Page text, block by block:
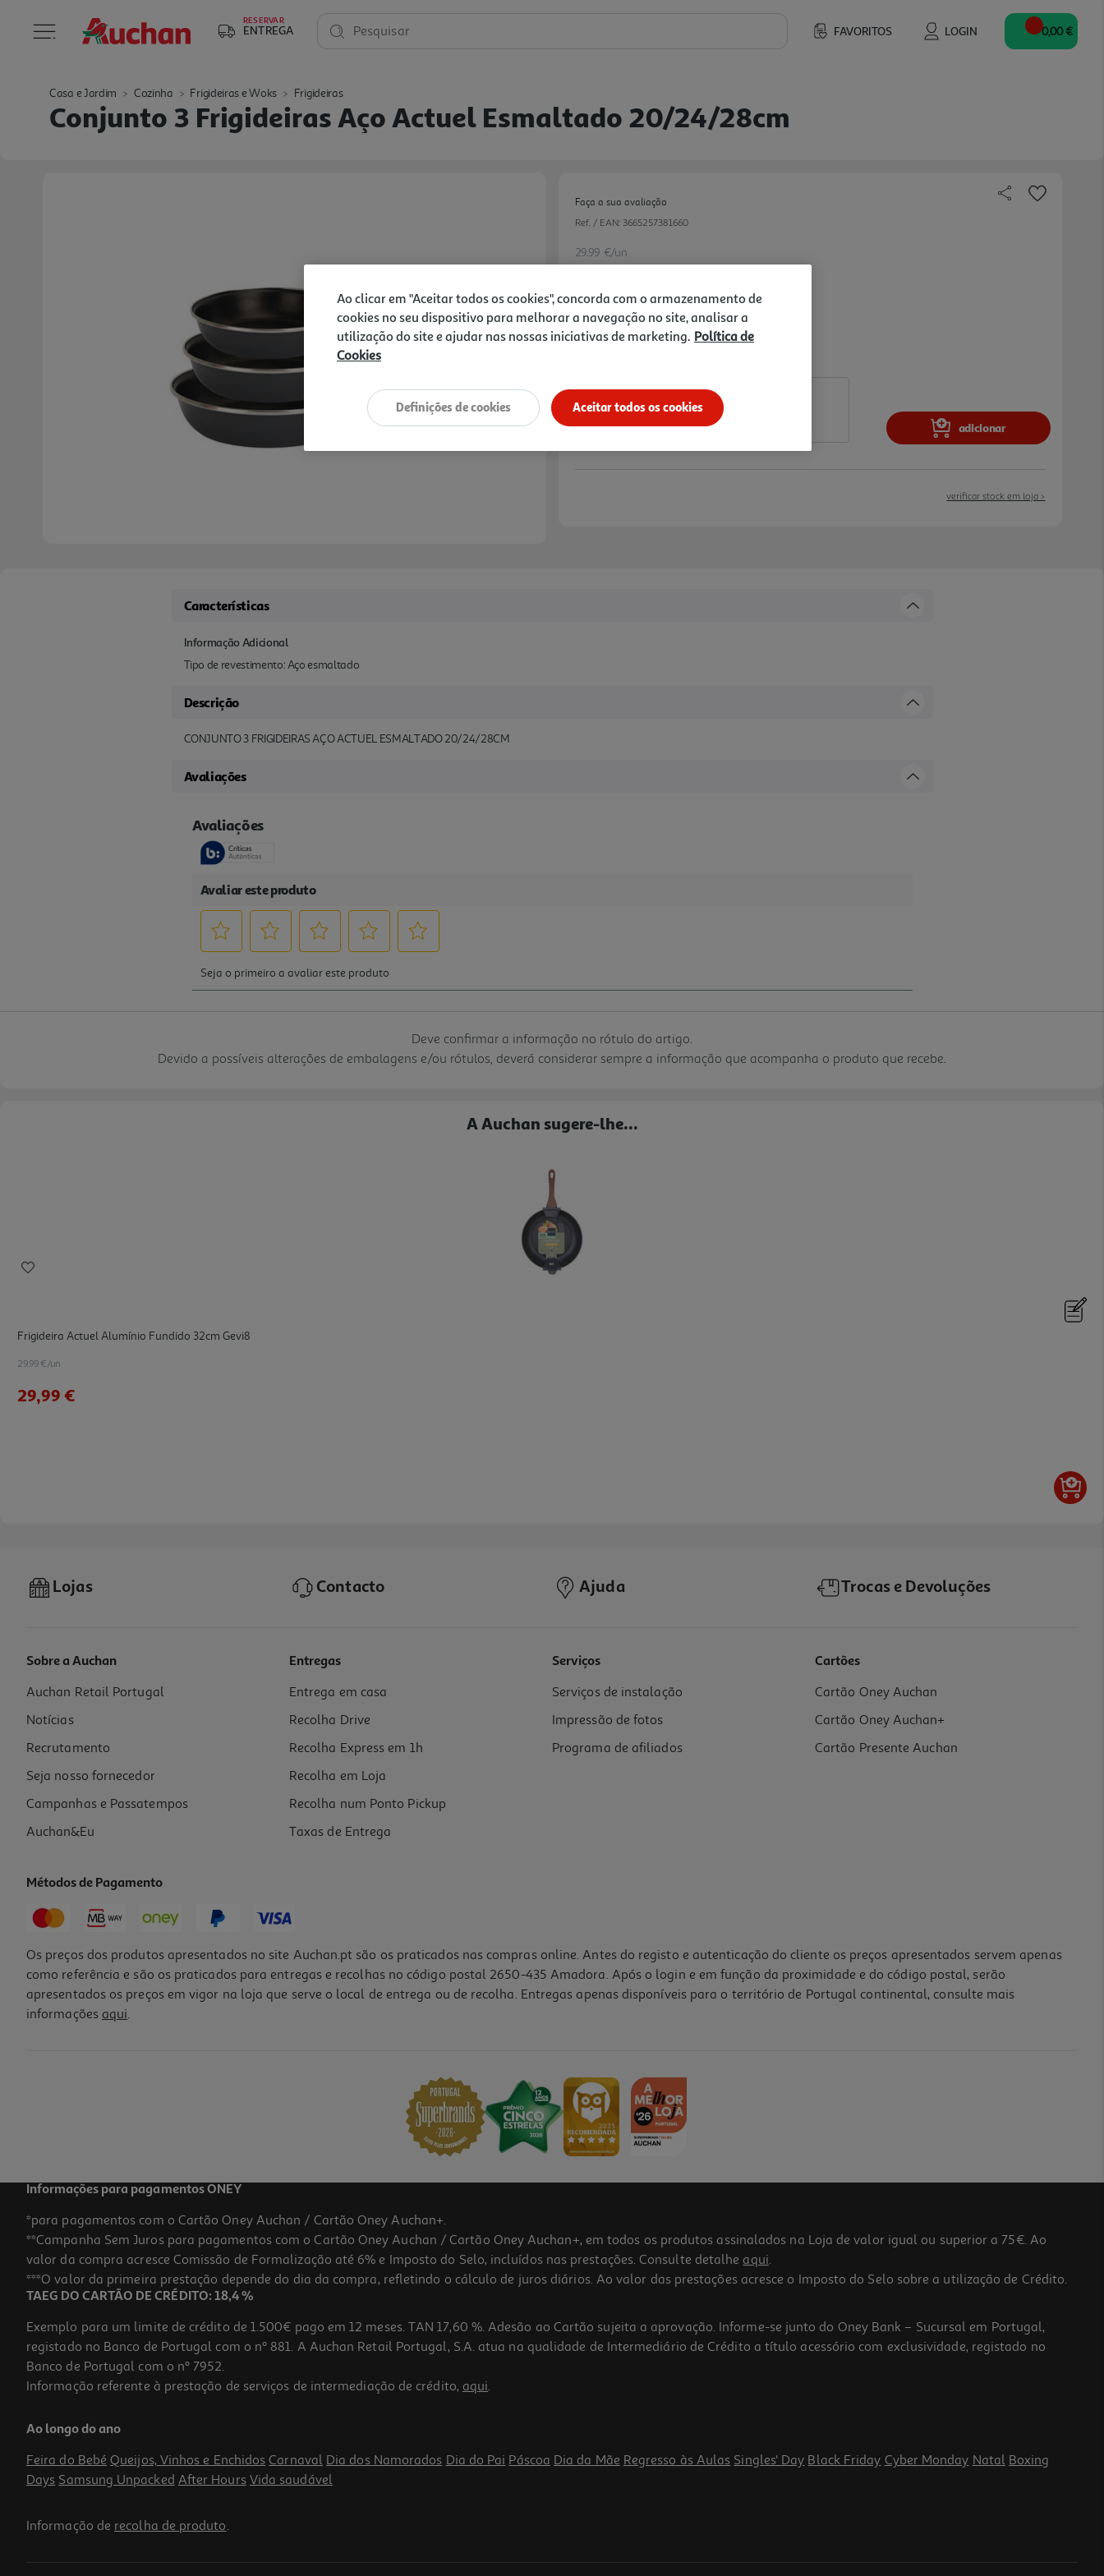
RESERVAR
ENTREGA FAVORITOS LOGIN
Pesquisar 0,00 €
Casa e Jardim Cozinha Frigideiras e Woks Frigideiras
Conjunto 3 Frigideiras Aço Actuel Esmaltado 20/24/28cm
Faça a sua avaliação
Ref. / EAN: 3665257381660
29.99 €/un
29,99 €
adicionar
verificar stock em loja >
Características
Informação Adicional
Tipo de revestimento: Aço esmaltado
Descrição
CONJUNTO 3 FRIGIDEIRAS AÇO ACTUEL ESMALTADO 20/24/28CM
Avaliações
Deve confirmar a informação no rótulo do artigo.
Devido a possíveis alterações de embalagens e/ou rótulos, deverá considerar sempre a informação que acompanha o produto que recebe.
A Auchan sugere-lhe...
Frigideira Actuel Alumínio Fundido 32cm Gevi8
29.99 €/un
29,99 €
Frigideira Actuel Aço Esmaltado 28cm
14.99 €/un
14,99 €
17.99 €/un
17,99 €
Lojas Contacto Ajuda Trocas e Devoluções
Sobre a Auchan
Auchan Retail Portugal
Notícias
Recrutamento
Seja nosso fornecedor
Campanhas e Passatempos
Auchan&Eu
Entregas
Entrega em casa
Recolha Drive
Recolha Express em 1h
Recolha em Loja
Recolha num Ponto Pickup
Taxas de Entrega
Serviços
Serviços de instalação
Impressão de fotos
Programa de afiliados
Cartões
Cartão Oney Auchan
Cartão Oney Auchan+
Cartão Presente Auchan
Métodos de Pagamento
Os preços dos produtos apresentados no site Auchan.pt são os praticados nas compras online. Antes do registo e autenticação do cliente os preços apresentados servem apenas
como referência e são os praticados para entregas e recolhas no código postal 2650-435 Amadora. Após o login e em função da proximidade e do código postal, serão
apresentados os preços em vigor na loja que serve o local de entrega ou de recolha. Entregas apenas disponíveis para o território de Portugal continental, consulte mais
informações aqui.
Informações para pagamentos ONEY
*para pagamentos com o Cartão Oney Auchan / Cartão Oney Auchan+.
**Campanha Sem Juros para pagamentos com o Cartão Oney Auchan / Cartão Oney Auchan+, em todos os produtos assinalados na Loja de valor igual ou superior a 75€. Ao
valor da compra acresce Comissão de Formalização até 6% e Imposto do Selo, incluídos nas prestações. Consulte detalhe aqui.
***O valor da primeira prestação depende do dia da compra, refletindo o cálculo de juros diários. Ao valor das prestações acresce o Imposto do Selo sobre a utilização de Crédito.
TAEG DO CARTÃO DE CRÉDITO: 18,4 %
Exemplo para um limite de crédito de 1.500€ pago em 12 meses. TAN 17,60 %. Adesão ao Cartão sujeita a aprovação. Informe-se junto do Oney Bank – Sucursal em Portugal,
registado no Banco de Portugal com o nº 881. A Auchan Retail Portugal, S.A. atua na qualidade de Intermediário de Crédito a título acessório com exclusividade, registado no
Banco de Portugal com o nº 7952.
Informação referente à prestação de serviços de intermediação de crédito, aqui.
Ao longo do ano
Feira do Bebé Queijos, Vinhos e Enchidos Carnaval Dia dos Namorados Dia do Pai Páscoa Dia da Mãe Regresso às Aulas Singles' Day Black Friday Cyber Monday Natal Boxing
Days Samsung Unpacked After Hours Vida saudável
Informação de recolha de produto.
Ao clicar em "Aceitar todos os cookies", concorda com o armazenamento de
cookies no seu dispositivo para melhorar a navegação no site, analisar a
utilização do site e ajudar nas nossas iniciativas de marketing. Política de
Cookies
Aceitar todos os cookies
Definições de cookies